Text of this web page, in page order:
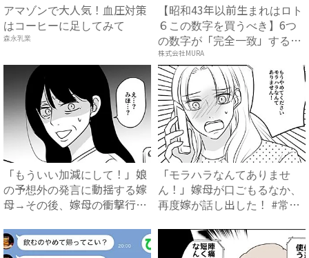
アマゾンで大人気！血圧対策
はコーヒーに足してみて
森永乳業
【昭和43年以前生まれはロト
６この数字を買うべき】6つ
の数字が「完全一致」する
方...
株式会社MURA
「もういい加減にして！」娘
の予想外の発言に動揺する嫁
母→その後、嫁母の衝撃行動
「モラハラなんてありませ
ん！」嫁母が口ごもるなか、
再度嫁が話し出した！ #常識